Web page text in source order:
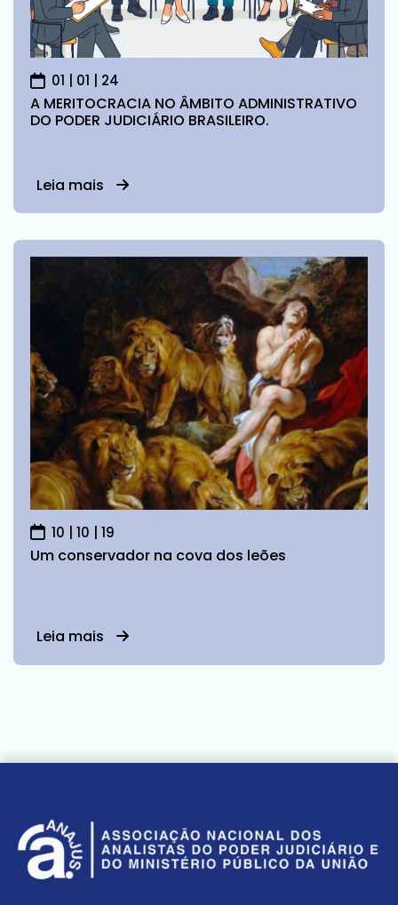
01 | 01 | 24
A MERITOCRACIA NO ÂMBITO ADMINISTRATIVO
DO PODER JUDICIÁRIO BRASILEIRO.
Leia mais
10 | 10 | 19
Um conservador na cova dos leões
Leia mais